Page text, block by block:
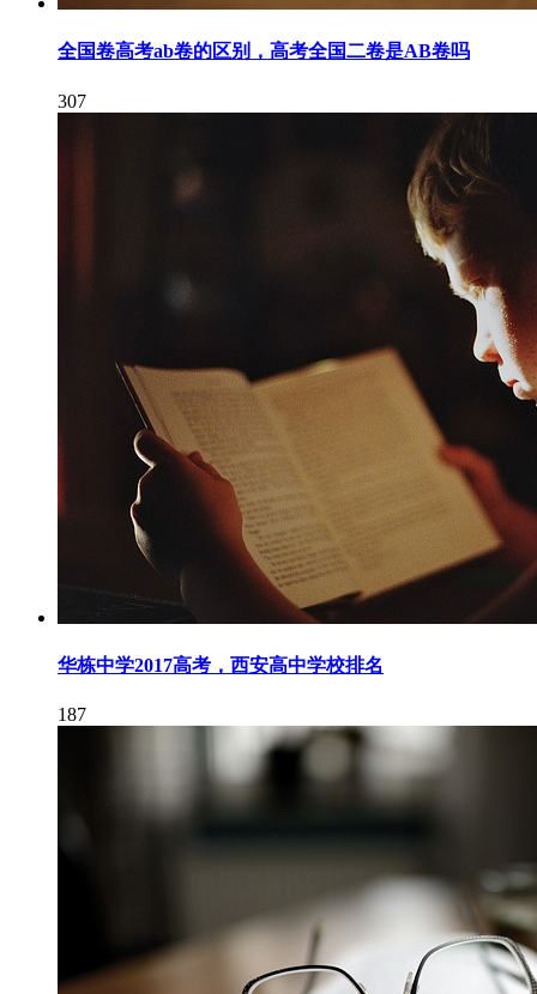
全国卷高考ab卷的区别，高考全国二卷是AB卷吗
307
华栋中学2017高考，西安高中学校排名
187